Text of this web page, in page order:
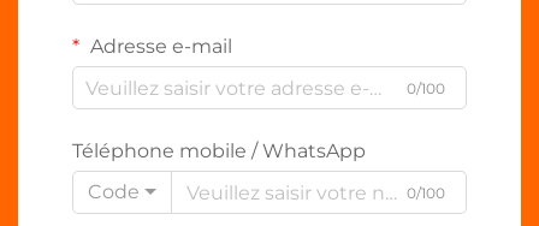
Adresse e-mail
0/100
Téléphone mobile / WhatsApp
Code
0/100